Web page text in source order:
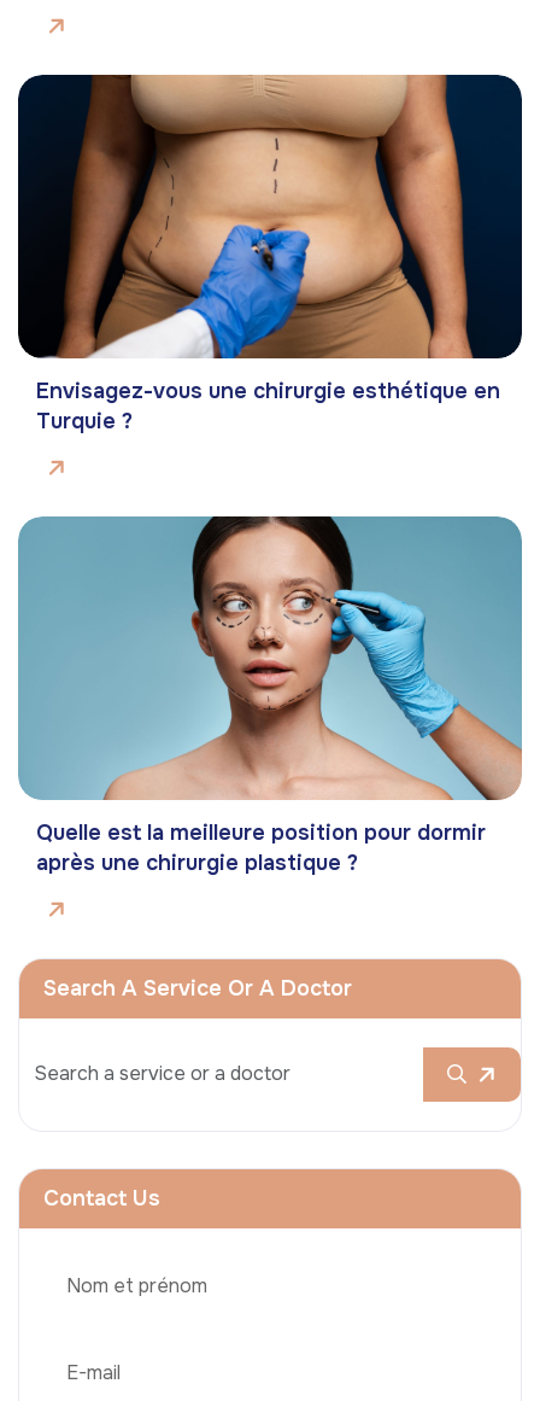
Envisagez-vous une chirurgie esthétique en
Turquie ?
Quelle est la meilleure position pour dormir
après une chirurgie plastique ?
Search A Service Or A Doctor
Contact Us